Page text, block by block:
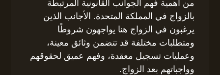
من أهمية فهم الجوانب القانونية المرتبطة
بالزواج في المملكة المتحدة. الأجانب الذين
يرغبون في الزواج هنا يواجهون شروطًا
ومتطلبات مختلفة قد تتضمن وثائق معينة،
وعمليات تسجيل معقدة، وفهم عميق لحقوقهم
وواجباتهم بعد الزواج.